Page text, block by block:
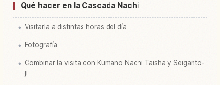
Qué hacer en la Cascada Nachi
Visitarla a distintas horas del día
Fotografía
Combinar la visita con Kumano Nachi Taisha y Seiganto-
ji